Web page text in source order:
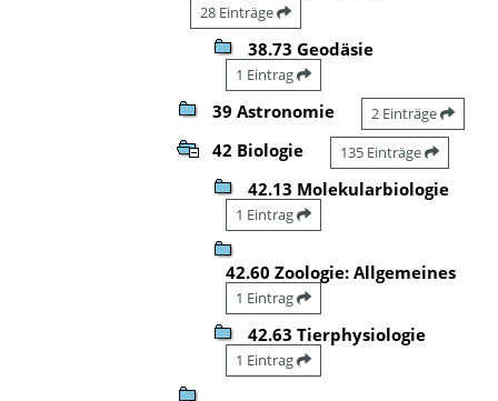
28 Einträge
38.73 Geodäsie
1 Eintrag
39 Astronomie 2 Einträge
42 Biologie 135 Einträge
42.13 Molekularbiologie
1 Eintrag
42.60 Zoologie: Allgemeines
1 Eintrag
42.63 Tierphysiologie
1 Eintrag